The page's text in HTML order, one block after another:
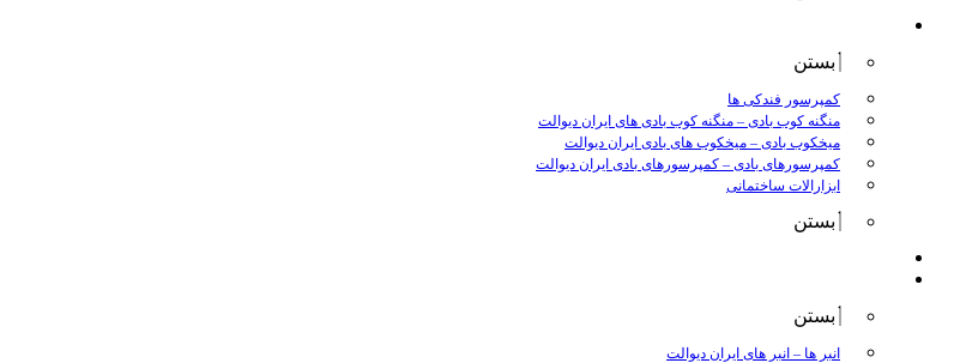
بستن
کمپرسور فندکی ها
منگنه کوب بادی – منگنه کوب بادی های ایران دیوالت
میخکوب بادی – میخکوب های بادی ایران دیوالت
کمپرسورهای بادی – کمپرسورهای بادی ایران دیوالت
ابزارالات ساختمانی
بستن
بستن
انبر ها – انبر های ایران دیوالت